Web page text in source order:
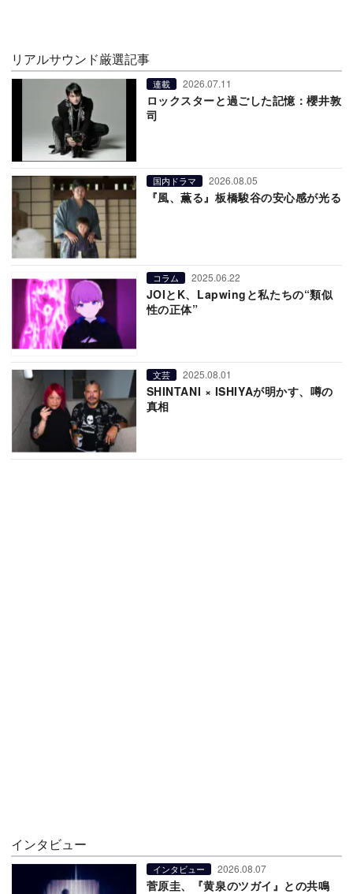
リアルサウンド厳選記事
連載 2026.07.11
ロックスターと過ごした記憶：櫻井敦
司
国内ドラマ 2026.08.05
『風、薫る』板橋駿谷の安心感が光る
コラム 2025.06.22
JOIとK、Lapwingと私たちの“類似
性の正体”
文芸 2025.08.01
SHINTANI × ISHIYAが明かす、噂の
真相
インタビュー
インタビュー 2026.08.07
菅原圭、『黄泉のツガイ』との共鳴